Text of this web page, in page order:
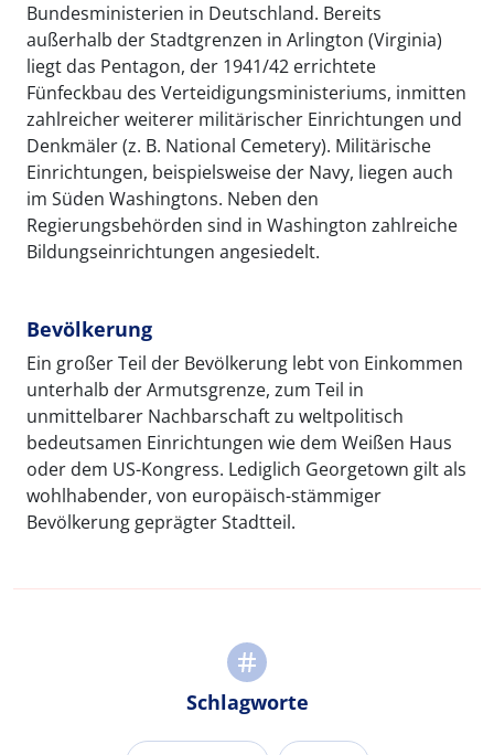
Bundesministerien in Deutschland. Bereits
außerhalb der Stadtgrenzen in Arlington (Virginia)
liegt das Pentagon, der 1941/42 errichtete
Fünfeckbau des Verteidigungsministeriums, inmitten
zahlreicher weiterer militärischer Einrichtungen und
Denkmäler (z. B. National Cemetery). Militärische
Einrichtungen, beispielsweise der Navy, liegen auch
im Süden Washingtons. Neben den
Regierungsbehörden sind in Washington zahlreiche
Bildungseinrichtungen angesiedelt.
Bevölkerung
Ein großer Teil der Bevölkerung lebt von Einkommen
unterhalb der Armutsgrenze, zum Teil in
unmittelbarer Nachbarschaft zu weltpolitisch
bedeutsamen Einrichtungen wie dem Weißen Haus
oder dem US-Kongress. Lediglich Georgetown gilt als
wohlhabender, von europäisch-stämmiger
Bevölkerung geprägter Stadtteil.
Schlagworte